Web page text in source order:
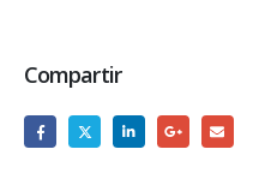
Compartir